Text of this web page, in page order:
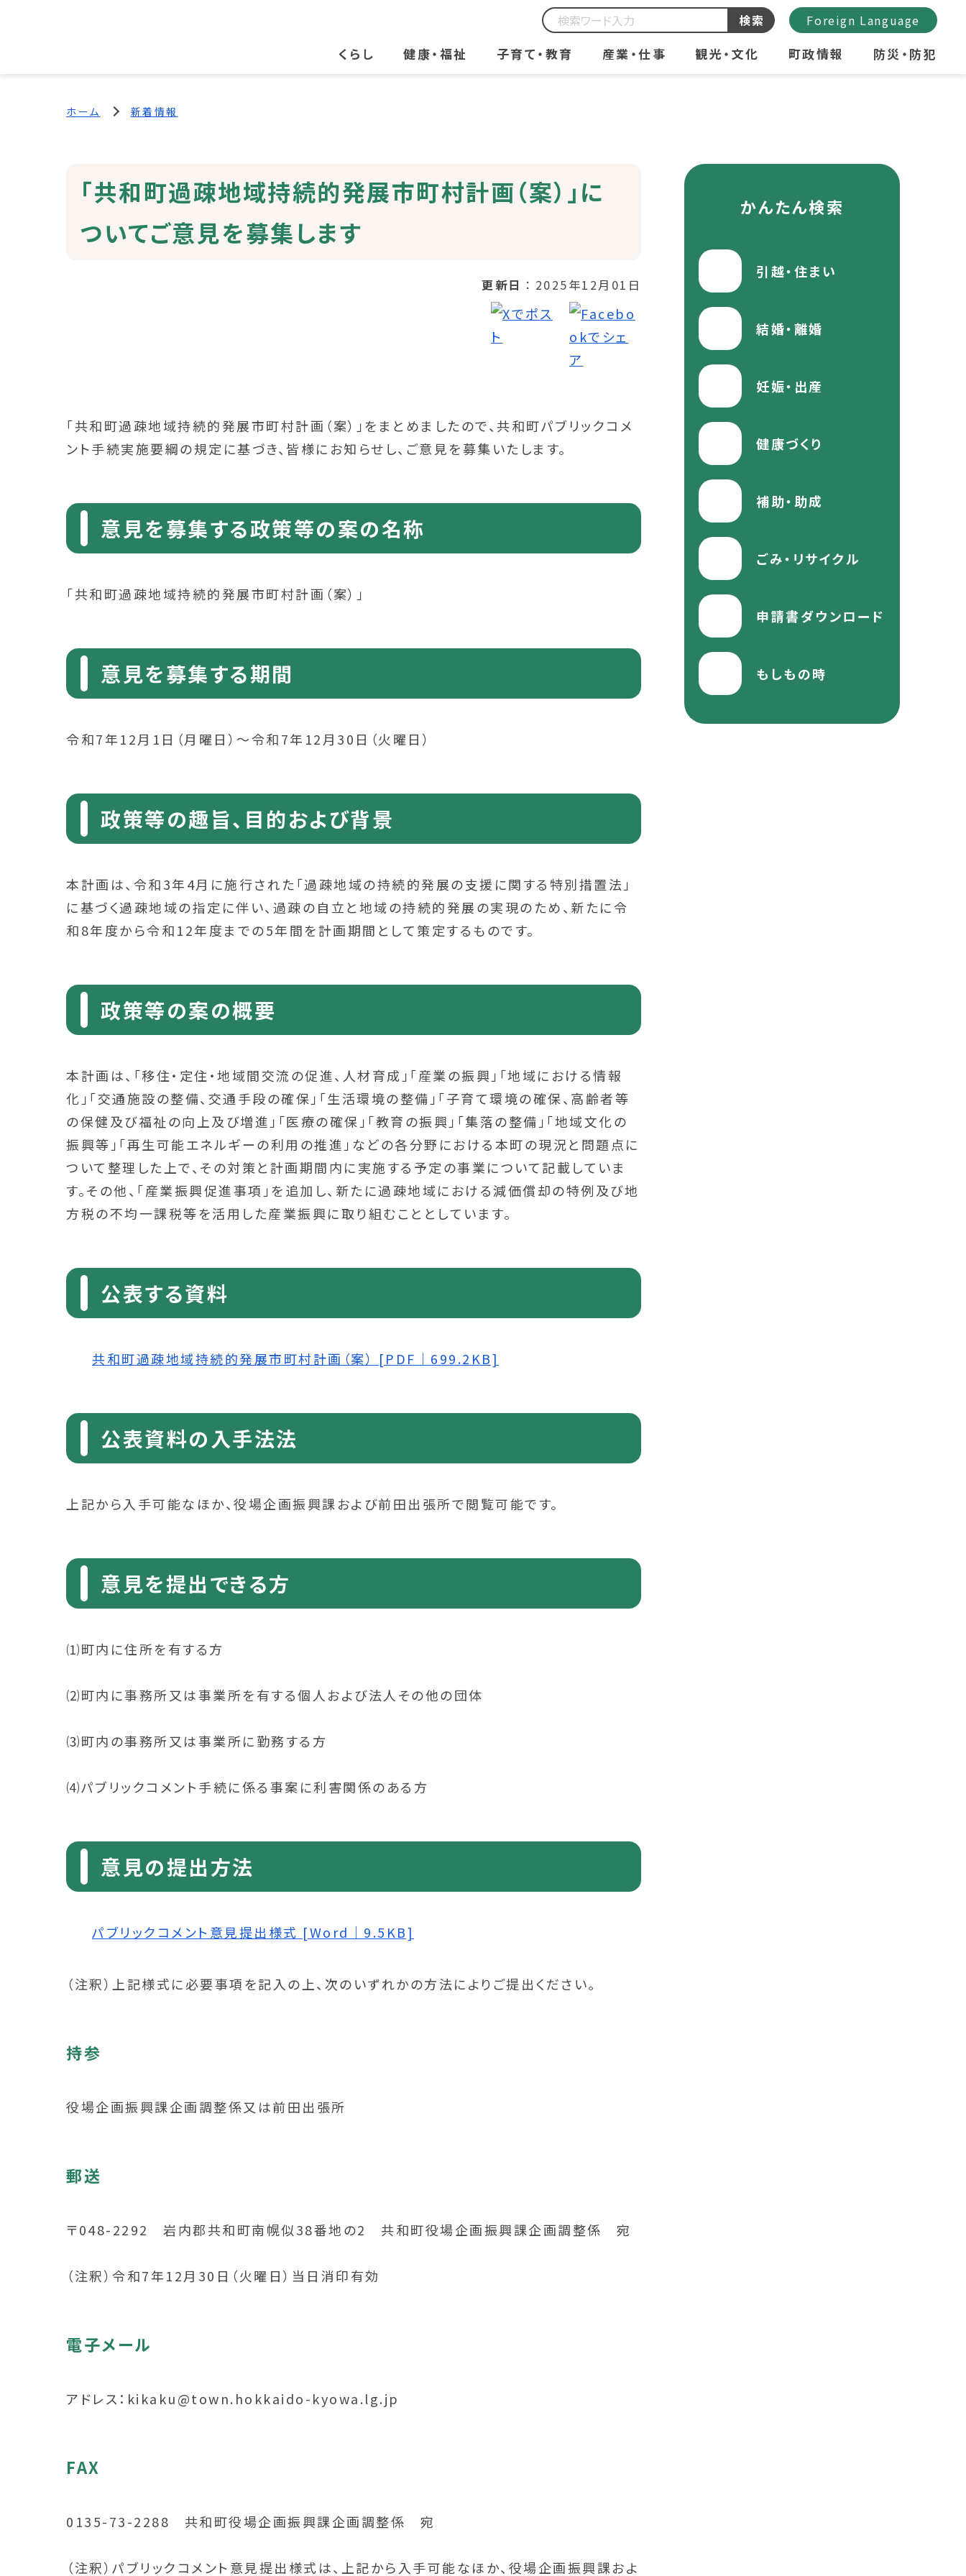
くらし 健康・福祉 子育て・教育 産業・仕事 観光・文化 町政情報 防災・防犯
検索 Foreign Language
ホーム 新着情報
「共和町過疎地域持続的発展市町村計画（案）」に
ついてご意見を募集します
更新日 2025年12月01日
「共和町過疎地域持続的発展市町村計画（案）」をまとめましたので、共和町パブリックコメ
ント手続実施要綱の規定に基づき、皆様にお知らせし、ご意見を募集いたします。
意見を募集する政策等の案の名称
「共和町過疎地域持続的発展市町村計画（案）」
意見を募集する期間
令和7年12月1日（月曜日）～令和7年12月30日（火曜日）
政策等の趣旨、目的および背景
本計画は、令和3年4月に施行された「過疎地域の持続的発展の支援に関する特別措置法」
に基づく過疎地域の指定に伴い、過疎の自立と地域の持続的発展の実現のため、新たに令
和8年度から令和12年度までの5年間を計画期間として策定するものです。
政策等の案の概要
本計画は、「移住・定住・地域間交流の促進、人材育成」「産業の振興」「地域における情報
化」「交通施設の整備、交通手段の確保」「生活環境の整備」「子育て環境の確保、高齢者等
の保健及び福祉の向上及び増進」「医療の確保」「教育の振興」「集落の整備」「地域文化の
振興等」「再生可能エネルギーの利用の推進」などの各分野における本町の現況と問題点に
ついて整理した上で、その対策と計画期間内に実施する予定の事業について記載していま
す。その他、「産業振興促進事項」を追加し、新たに過疎地域における減価償却の特例及び地
方税の不均一課税等を活用した産業振興に取り組むこととしています。
公表する資料
共和町過疎地域持続的発展市町村計画（案） [PDF｜699.2KB]
公表資料の入手法法
上記から入手可能なほか、役場企画振興課および前田出張所で閲覧可能です。
意見を提出できる方
⑴町内に住所を有する方
⑵町内に事務所又は事業所を有する個人および法人その他の団体
⑶町内の事務所又は事業所に勤務する方
⑷パブリックコメント手続に係る事案に利害関係のある方
意見の提出方法
パブリックコメント意見提出様式 [Word｜9.5KB]
（注釈）上記様式に必要事項を記入の上、次のいずれかの方法によりご提出ください。
持参
役場企画振興課企画調整係又は前田出張所
郵送
〒048-2292 岩内郡共和町南幌似38番地の2 共和町役場企画振興課企画調整係 宛
（注釈）令和7年12月30日（火曜日）当日消印有効
電子メール
アドレス：kikaku@town.hokkaido-kyowa.lg.jp
FAX
0135-73-2288 共和町役場企画振興課企画調整係 宛
（注釈）パブリックコメント意見提出様式は、上記から入手可能なほか、役場企画振興課およ
かんたん検索
引越・住まい
結婚・離婚
妊娠・出産
健康づくり
補助・助成
ごみ・リサイクル
申請書ダウンロード
もしもの時